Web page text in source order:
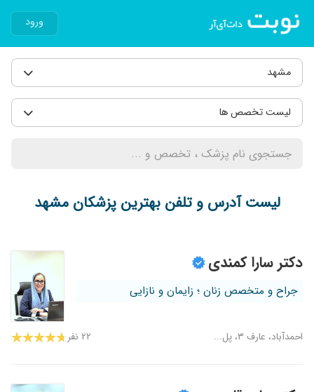
ورود
مشهد
لیست تخصص ها
لیست آدرس و تلفن بهترین پزشکان مشهد
دکتر سارا کمندی
جراح و متخصص زنان ؛ زایمان و نازایی
احمدآباد، عارف ۳، پل... ۲۲ نفر